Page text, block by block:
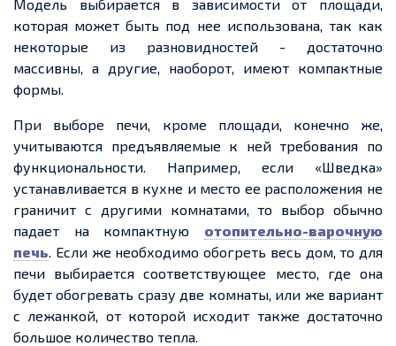
Модель выбирается в зависимости от площади,
которая может быть под нее использована, так как
некоторые из разновидностей - достаточно
массивны, а другие, наоборот, имеют компактные
формы.
При выборе печи, кроме площади, конечно же,
учитываются предъявляемые к ней требования по
функциональности. Например, если «Шведка»
устанавливается в кухне и место ее расположения не
граничит с другими комнатами, то выбор обычно
падает на компактную отопительно-варочную
печь. Если же необходимо обогреть весь дом, то для
печи выбирается соответствующее место, где она
будет обогревать сразу две комнаты, или же вариант
с лежанкой, от которой исходит также достаточно
большое количество тепла.